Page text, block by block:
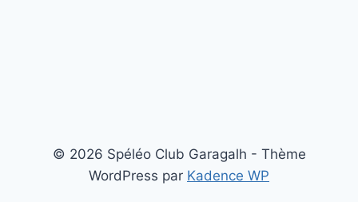
© 2026 Spéléo Club Garagalh - Thème
WordPress par Kadence WP